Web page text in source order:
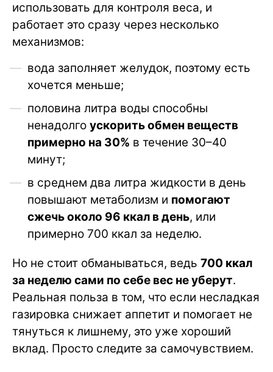
использовать для контроля веса, и
работает это сразу через несколько
механизмов:
вода заполняет желудок, поэтому есть
хочется меньше;
половина литра воды способны
ненадолго ускорить обмен веществ
примерно на 30% в течение 30–40
минут;
в среднем два литра жидкости в день
повышают метаболизм и помогают
сжечь около 96 ккал в день, или
примерно 700 ккал за неделю.
Но не стоит обманываться, ведь 700 ккал
за неделю сами по себе вес не уберут.
Реальная польза в том, что если несладкая
газировка снижает аппетит и помогает не
тянуться к лишнему, это уже хороший
вклад. Просто следите за самочувствием.